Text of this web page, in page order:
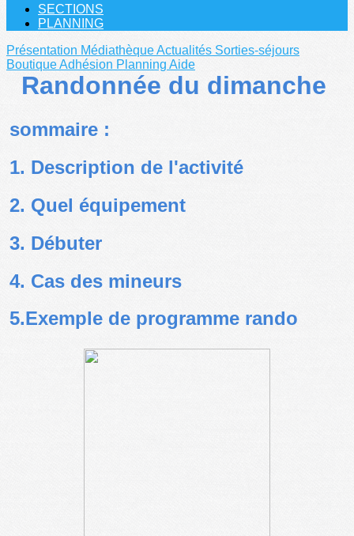
SECTIONS
PLANNING
Présentation MédiathèqueActualités Sorties-séjours
BoutiqueAdhésion Planning Aide
Randonnée du dimanche
sommaire :
1. Description de l'activité
2. Quel équipement
3. Débuter
4. Cas des mineurs
5.Exemple de programme rando